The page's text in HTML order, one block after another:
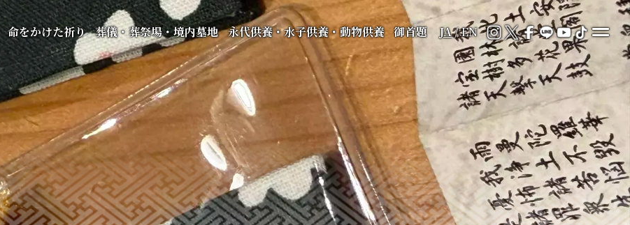
命をかけた祈り 葬儀・葬祭場・境内墓地 永代供養・水子供養・動物供養 御首題 JA/EN